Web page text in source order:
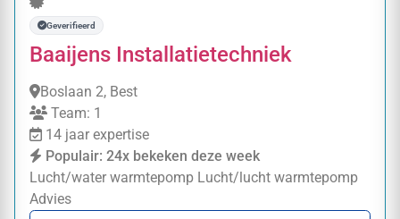
Geverifieerd
Baaijens Installatietechniek
Boslaan 2, Best
Team: 1
14 jaar expertise
Populair: 24x bekeken deze week
Lucht/water warmtepomp Lucht/lucht warmtepomp
Advies